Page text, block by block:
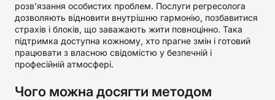
розв’язання особистих проблем. Послуги регресолога
дозволяють відновити внутрішню гармонію, позбавитися
страхів і блоків, що заважають жити повноцінно. Така
підтримка доступна кожному, хто прагне змін і готовий
працювати з власною свідомістю у безпечній і
професійній атмосфері.
Чого можна досягти методом